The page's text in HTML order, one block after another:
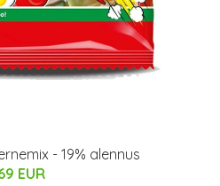
- 19% alennus
EUR